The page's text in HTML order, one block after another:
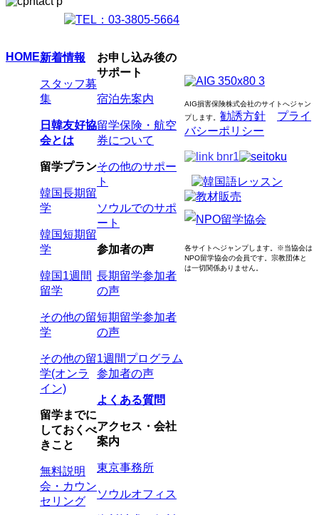
HOME新着情報
スタッフ募
集
日韓友好協
会とは
留学プラン
韓国長期留
学
韓国短期留
学
韓国1週間
留学
その他の留
学
その他の留
学(オンラ
イン)
留学までに
しておくべ
きこと
無料説明
会・カウン
セリング
お申し込み後の
サポート
宿泊先案内
留学保険・航空
券について
その他のサポー
ト
ソウルでのサポ
ート
参加者の声
長期留学参加者
の声
短期留学参加者
の声
1週間プログラム
参加者の声
よくある質問
アクセス・会社
案内
東京事務所
ソウルオフィス
AIG損害保険株式会社のサイトへジャン
プします。 勧誘方針
プライ
バシーポリシー
各サイトへジャンプします。 ※当協会は
NPO留学協会の会員です。 宗教団体と
は一切関係ありません。